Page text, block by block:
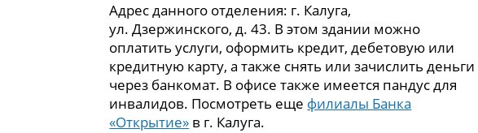
Адрес данного отделения: г. Калуга,
ул. Дзержинского, д. 43. В этом здании можно
оплатить услуги, оформить кредит, дебетовую или
кредитную карту, а также снять или зачислить деньги
через банкомат. В офисе также имеется пандус для
инвалидов. Посмотреть еще филиалы Банка
«Открытие» в г. Калуга.